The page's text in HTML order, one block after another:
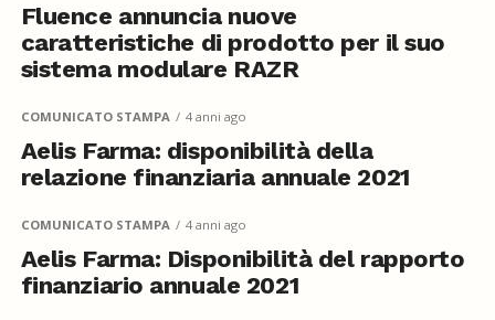
Fluence annuncia nuove
caratteristiche di prodotto per il suo
sistema modulare RAZR
COMUNICATO STAMPA 4 anni ago
Aelis Farma: disponibilità della
relazione finanziaria annuale 2021
COMUNICATO STAMPA 4 anni ago
Aelis Farma: Disponibilità del rapporto
finanziario annuale 2021